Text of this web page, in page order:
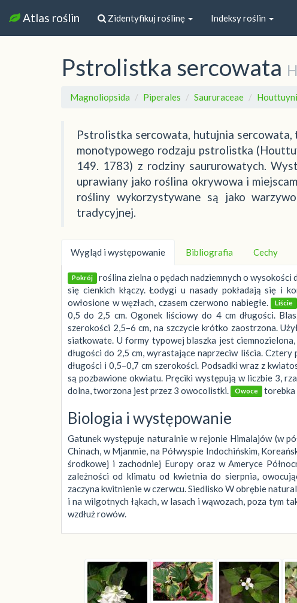
Atlas roślin Zidentyfikuj roślinę Indeksy roślin
Pstrolistka sercowata
Magnoliopsida Piperales Saururaceae
Pstrolistka sercowata, hutujnia
monotypowego rodzaju pstrolistka
149. 1783) z rodziny saururowatych.
uprawiany jako roślina okrywowa i
rośliny wykorzystywane są jako
tradycyjnej.
Wygląd i występowanie Bibliografia Cechy
Pokrój roślina zielna o pędach nadziemnych o
się cienkich kłączy. Łodygi u nasady pokładają się i
owłosione w węzłach, czasem czerwono nabiegłe.
Liście
0,5 do 2,5 cm. Ogonek liściowy do 4 cm długości.
szerokości 2,5–6 cm, na szczycie krótko zaostrzona.
siatkowate. U formy typowej blaszka jest ciemnozielona,
długości do 2,5 cm, wyrastające naprzeciw liścia.
długości i 0,5–0,7 cm szerokości. Podsadki wraz z
są pozbawione okwiatu. Pręciki występują w liczbie 3,
dolna, tworzona jest przez 3 owocolistki.
Owoce torebka
Biologia i występowanie
Gatunek występuje naturalnie w rejonie Himalajów (w
Chinach, w Mjanmie, na Półwyspie Indochińskim,
środkowej i zachodniej Europy oraz w Ameryce
zależności od klimatu od kwietnia do sierpnia,
zaczyna kwitnienie w czerwcu. Siedlisko W obrębie
i na wilgotnych łąkach, w lasach i wąwozach, poza tym
wzdłuż rowów.